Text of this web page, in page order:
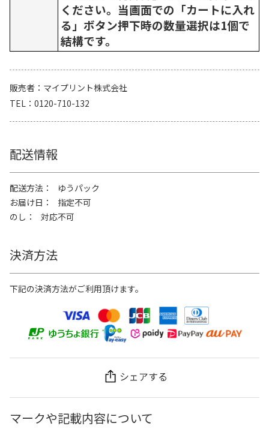
ください。当画面での「カートに入れ
る」ボタン押下時の数量選択は1個で
結構です。
販売者
マイプリント株式会社
TEL
0120-710-132
配送情報
配送方法
ゆうパック
お届け日
指定不可
のし
対応不可
決済方法
下記の決済方法がご利用頂けます。
シェアする
マークや記載内容について